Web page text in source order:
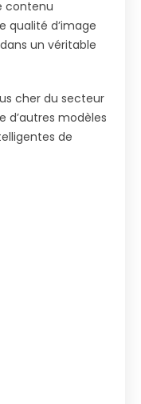
contenu
qualité d’image
un véritable
cher du secteur
d’autres modèles
de